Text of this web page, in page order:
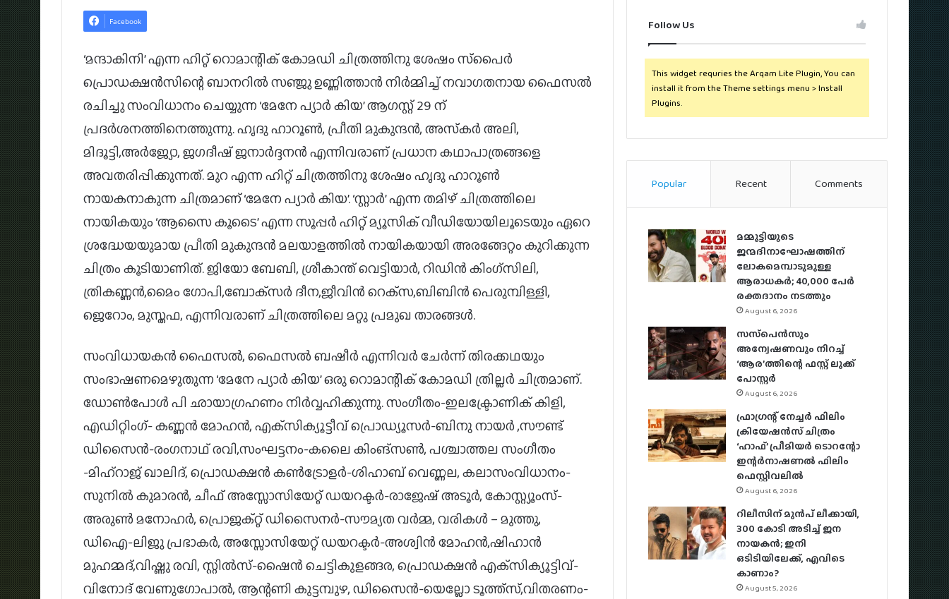
Facebook
‘മന്ദാകിനി’ എന്ന ഹിറ്റ് റൊമാന്റിക് കോമഡി ചിത്രത്തിനു ശേഷം സ്‌പൈര്‍
പ്രൊഡക്ഷന്‍സിന്റെ ബാനറില്‍ സഞ്ജു ഉണ്ണിത്താന്‍ നിര്‍മ്മിച്ച് നവാഗതനായ ഫൈസല്‍
രചിച്ചു സംവിധാനം ചെയ്യുന്ന ‘മേനേ പ്യാര്‍ കിയ’ ആഗസ്റ്റ് 29 ന്
പ്രദര്‍ശനത്തിനെത്തുന്നു. ഹൃദു ഹാറൂണ്‍, പ്രീതി മുകുന്ദന്‍, അസ്‌കര്‍ അലി,
മിദൂട്ടി,അര്‍ജ്യോ, ജഗദീഷ് ജനാര്‍ദ്ദനന്‍ എന്നിവരാണ് പ്രധാന കഥാപാത്രങ്ങളെ
അവതരിപ്പിക്കുന്നത്. മുറ എന്ന ഹിറ്റ് ചിത്രത്തിനു ശേഷം ഹൃദു ഹാറൂണ്‍
നായകനാകുന്ന ചിത്രമാണ് ‘മേനേ പ്യാര്‍ കിയ’. ‘സ്റ്റാര്‍’ എന്ന തമിഴ് ചിത്രത്തിലെ
നായികയും ‘ആസൈ കൂടൈ’ എന്ന സൂപ്പര്‍ ഹിറ്റ് മ്യൂസിക് വീഡിയോയിലൂടെയും ഏറെ
ശ്രദ്ധേയയുമായ പ്രീതി മുകുന്ദന്‍ മലയാളത്തില്‍ നായികയായി അരങ്ങേറ്റം കുറിക്കുന്ന
ചിത്രം കൂടിയാണിത്. ജിയോ ബേബി, ശ്രീകാന്ത് വെട്ടിയാര്‍, റിഡിന്‍ കിംഗ്‌സിലി,
ത്രികണ്ണന്‍,മൈം ഗോപി,ബോക്‌സര്‍ ദീന,ജീവിന്‍ റെക്‌സ,ബിബിന്‍ പെരുമ്പിള്ളി,
ജെറോം, മുസ്തഫ, എന്നിവരാണ് ചിത്രത്തിലെ മറ്റു പ്രമുഖ താരങ്ങള്‍.
സംവിധായകന്‍ ഫൈസല്‍, ഫൈസല്‍ ബഷീര്‍ എന്നിവര്‍ ചേര്‍ന്ന് തിരക്കഥയും
സംഭാഷണമെഴുതുന്ന ‘മേനേ പ്യാര്‍ കിയ’ ഒരു റൊമാന്റിക് കോമഡി ത്രില്ലര്‍ ചിത്രമാണ്.
ഡോണ്‍പോള്‍ പി ഛായാഗ്രഹണം നിര്‍വ്വഹിക്കുന്നു. സംഗീതം-ഇലക്ട്രോണിക് കിളി,
എഡിറ്റിംഗ്- കണ്ണന്‍ മോഹന്‍, എക്‌സിക്യൂട്ടീവ് പ്രൊഡ്യൂസര്‍-ബിനു നായര്‍ ,സൗണ്ട്
ഡിസൈന്‍-രംഗനാഥ് രവി,സംഘട്ടനം-കലൈ കിംങ്‌സണ്‍, പശ്ചാത്തല സംഗീതം
-മിഹ്‌റാജ് ഖാലിദ്, പ്രൊഡക്ഷന്‍ കണ്‍ട്രോളര്‍-ശിഹാബ് വെണ്ണല, കലാസംവിധാനം-
സുനില്‍ കുമാരന്‍, ചീഫ് അസ്സോസിയേറ്റ് ഡയറക്ടര്‍-രാജേഷ് അടൂര്‍, കോസ്റ്റ്യൂംസ്-
അരുണ്‍ മനോഹര്‍, പ്രൊജക്റ്റ് ഡിസൈനര്‍-സൗമ്യത വര്‍മ്മ, വരികള്‍ – മുത്തു,
ഡിഐ-ലിജു പ്രഭാകര്‍, അസ്സോസിയേറ്റ് ഡയറക്ടര്‍-അശ്വിന്‍ മോഹന്‍,ഷിഹാന്‍
മുഹമ്മദ്,വിഷ്ണു രവി, സ്റ്റില്‍സ്-ഷൈന്‍ ചെട്ടികുളങ്ങര, പ്രൊഡക്ഷന്‍ എക്‌സിക്യൂട്ടിവ്-
വിനോദ് വേണുഗോപാല്‍, ആന്റണി കുട്ടമ്പുഴ, ഡിസൈന്‍-യെല്ലോ ടൂത്ത്‌സ്,വിതരണം-
Follow Us
This widget requries the Arqam Lite Plugin, You can
install it from the Theme settings menu > Install
Plugins.
Popular Recent Comments
മമ്മൂട്ടിയുടെ
ജന്മദിനാഘോഷത്തിന്
ലോകമെമ്പാടുമുള്ള
ആരാധകര്‍; 40,000 പേര്‍
രക്തദാനം നടത്തും
August 6, 2026
സസ്‌പെന്‍സും
അന്വേഷണവും നിറച്ച്
‘ആര’ത്തിന്റെ ഫസ്റ്റ് ലുക്ക്
പോസ്റ്റര്‍
August 6, 2026
ഫ്രാഗ്രന്റ് നേച്ചര്‍ ഫിലിം
ക്രിയേഷന്‍സ് ചിത്രം
‘ഹാഫ്’ പ്രീമിയര്‍ ടൊറന്റോ
ഇന്റര്‍നാഷണല്‍ ഫിലിം
ഫെസ്റ്റിവലില്‍
August 6, 2026
റിലീസിന് മുൻപ് ലീക്കായി,
300 കോടി അടിച്ച് ജന
നായകൻ; ഇനി
ഒടിടിയിലേക്ക്, എവിടെ
കാണാം?
August 5, 2026